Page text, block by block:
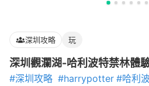
深圳攻略 玩
深圳觀瀾湖-哈利波特禁林體
#深圳攻略 #harrypotter #哈利